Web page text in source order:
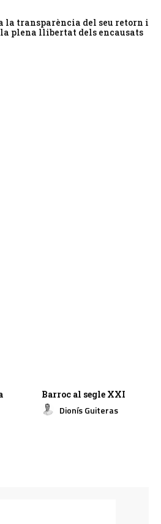
transparència del seu retorn i
plena llibertat dels encausats
Barroc al segle XXI
Dionís Guiteras